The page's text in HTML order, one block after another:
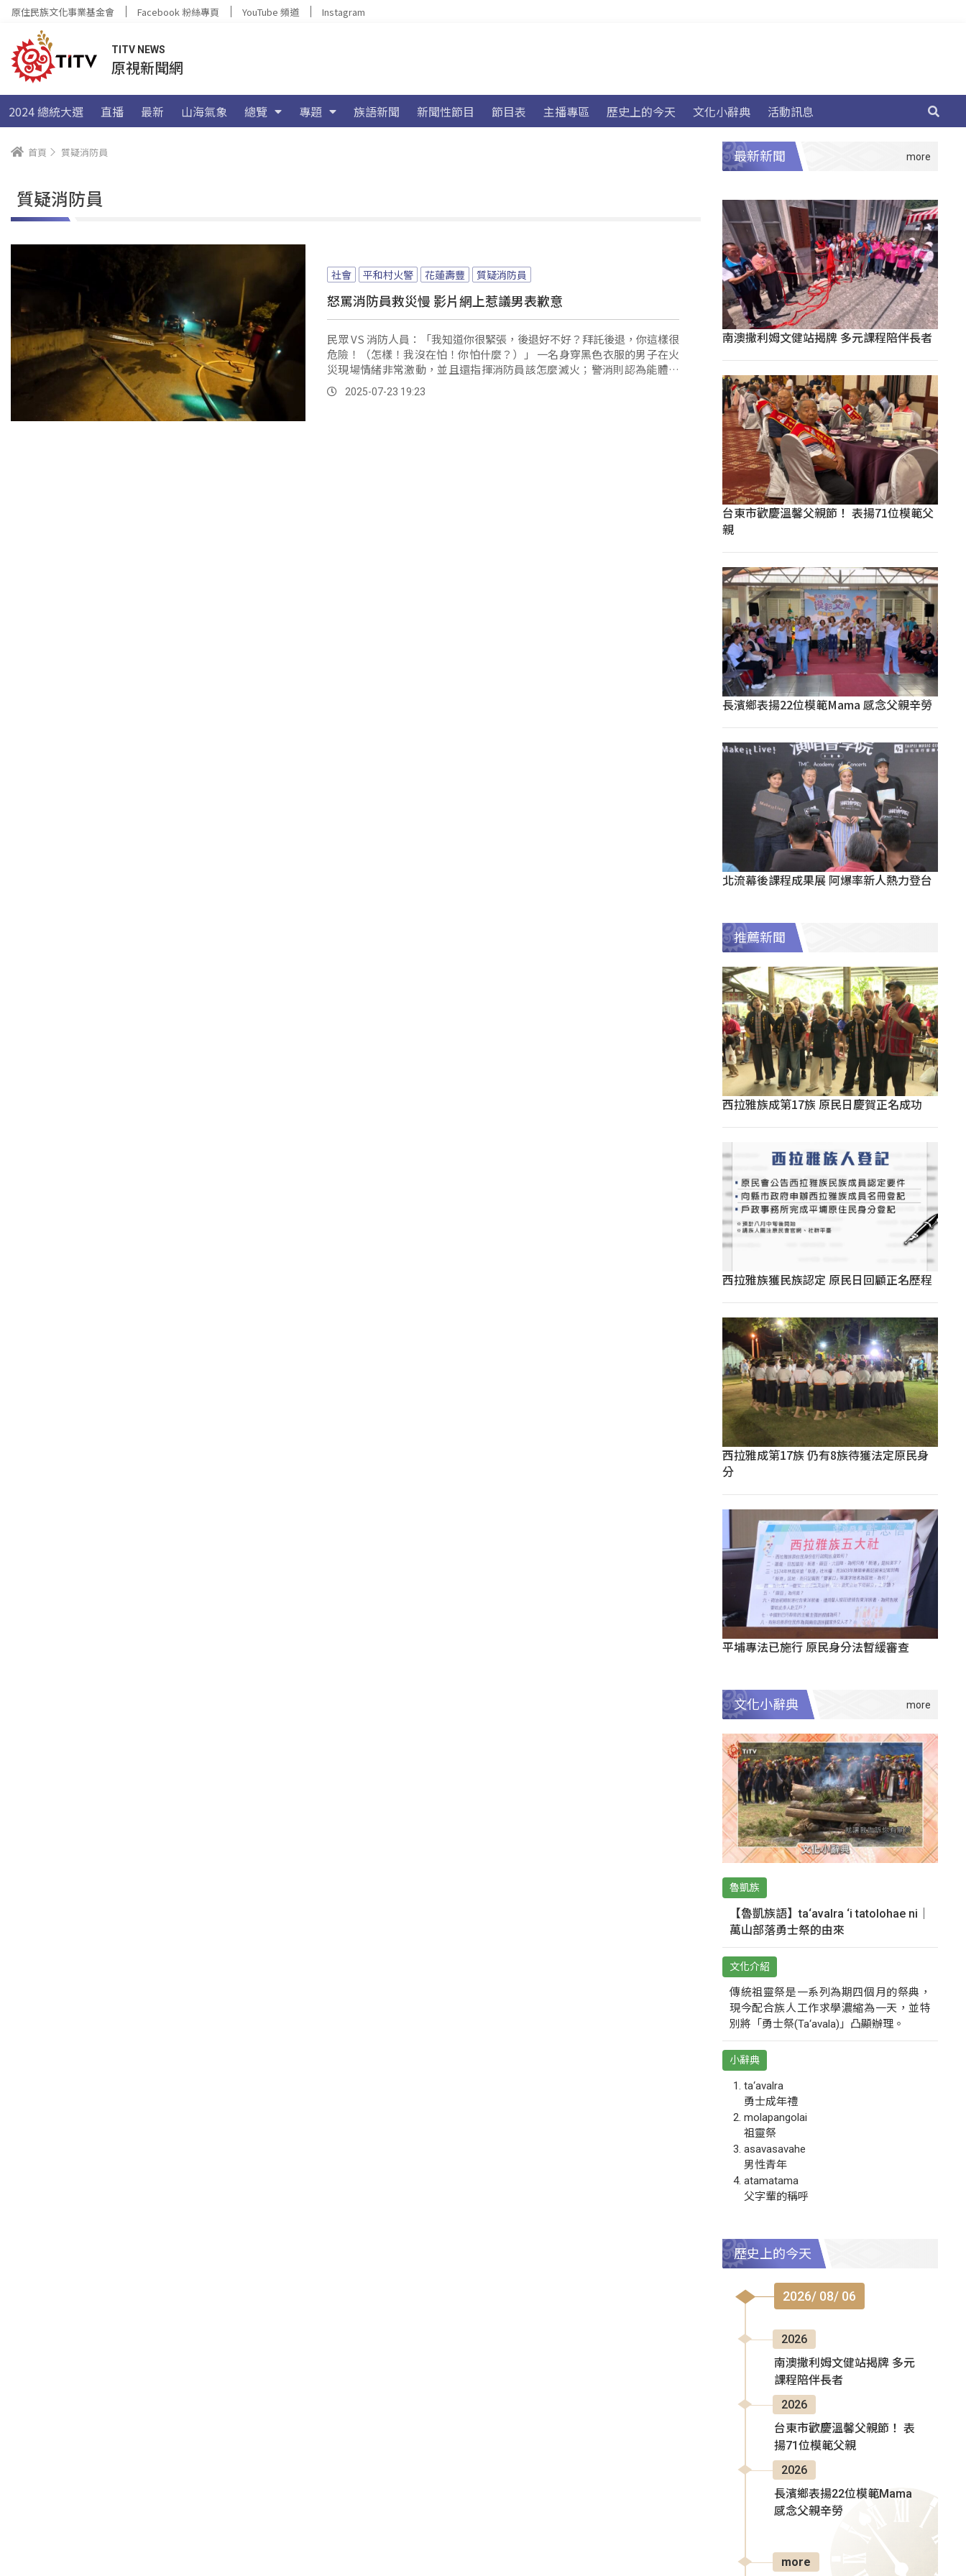
原住民族文化事業基金會 Facebook 粉絲專頁 YouTube 頻道 Instagram
TITV NEWS
原視新聞網
2024 總統大選 直播 最新 山海氣象 總覽 專題 族語新聞 新聞性節目 節目表 主播專區 歷史上的今天 文化小辭典 活動訊息
首頁 質疑消防員
質疑消防員
社會 平和村火警 花蓮壽豐 質疑消防員
怒罵消防員救災慢 影片網上惹議男表歉意
民眾 VS 消防人員：「我知道你很緊張，後退好不好？拜託後退，你這樣很
危險！（怎樣！我沒在怕！你怕什麼？）」 一名身穿黑色衣服的男子在火
災現場情緒非常激動，並且還指揮消防員該怎麼滅火；警消則認為能體諒
民眾心急地心情，但這樣的行為不妥也很危險。
2025-07-23 19:23
最新新聞
南澳撒利姆文健站揭牌 多元課程陪伴長者
台東市歡慶溫馨父親節！ 表揚71位模範父
親
長濱鄉表揚22位模範Mama 感念父親辛勞
北流幕後課程成果展 阿爆率新人熱力登台
推薦新聞
西拉雅族成第17族 原民日慶賀正名成功
西拉雅族獲民族認定 原民日回顧正名歷程
西拉雅成第17族 仍有8族待獲法定原民身
分
平埔專法已施行 原民身分法暫緩審查
文化小辭典
魯凱族
【魯凱族語】ta‘avalra ‘i tatolohae ni｜
萬山部落勇士祭的由來
文化介紹
傳統祖靈祭是一系列為期四個月的祭典，
現今配合族人工作求學濃縮為一天，並特
別將「勇士祭(Ta‘avala)」凸顯辦理。
小辭典
ta‘avalra
勇士成年禮
molapangolai
祖靈祭
asavasavahe
男性青年
atamatama
父字輩的稱呼
歷史上的今天
2026/ 08/ 06
2026
南澳撒利姆文健站揭牌 多元
課程陪伴長者
2026
台東市歡慶溫馨父親節！ 表
揚71位模範父親
2026
長濱鄉表揚22位模範Mama
感念父親辛勞
more